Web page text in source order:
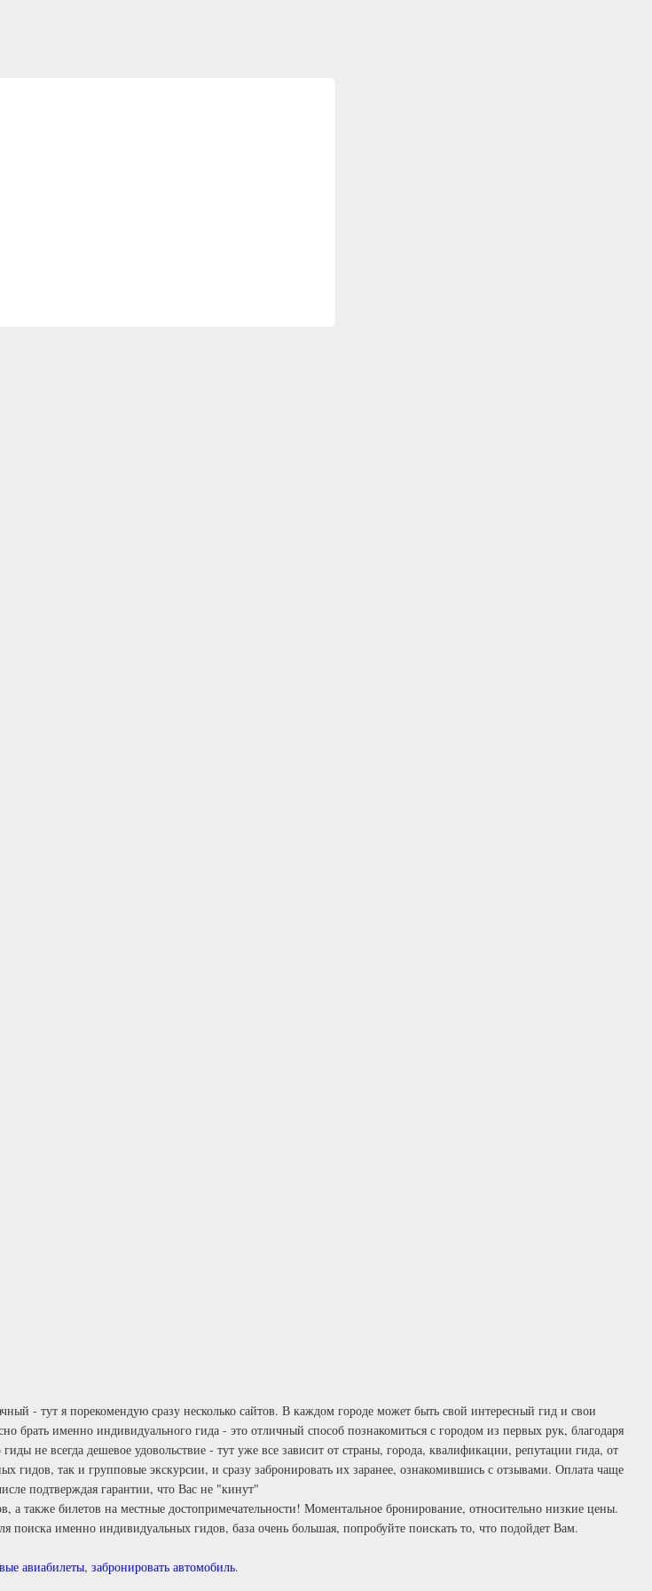
- тут я порекомендую сразу несколько сайтов. В каждом городе может быть свой интересный гид и свои
брать именно индивидуального гида - это отличный способ познакомиться с городом из первых рук, благодаря
не всегда дешевое удовольствие - тут уже все зависит от страны, города, квалификации, репутации гида, от
так и групповые экскурсии, и сразу забронировать их заранее, ознакомившись с отзывами. Оплата чаще
подтверждая гарантии, что Вас не "кинут"
а также билетов на местные достопримечательности! Моментальное бронирование, относительно низкие цены.
именно индивидуальных гидов, база очень большая, попробуйте поискать то, что подойдет Вам.
авиабилеты, забронировать автомобиль.